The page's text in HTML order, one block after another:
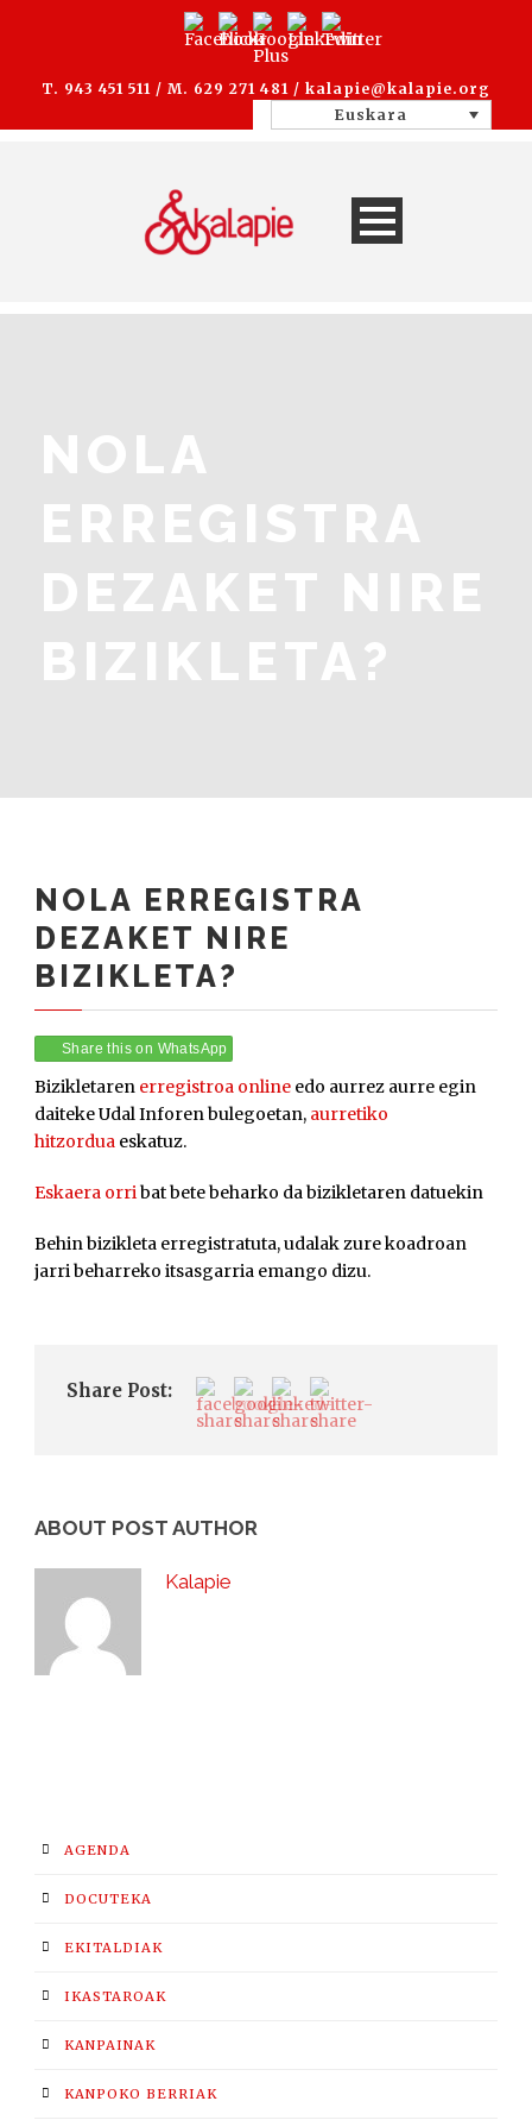
T. 943 451 511 / M. 629 271 481 / kalapie@kalapie.org
Euskara
NOLA
ERREGISTRA
DEZAKET NIRE
BIZIKLETA?
NOLA ERREGISTRA
DEZAKET NIRE
BIZIKLETA?
Share this on WhatsApp
Bizikletaren erregistroa online edo aurrez aurre egin
daiteke Udal Inforen bulegoetan, aurretiko
hitzordua eskatuz.
Eskaera orribat bete beharko da bizikletaren datuekin
Behin bizikleta erregistratuta, udalak zure koadroan
jarri beharreko itsasgarria emango dizu.
Share Post:
ABOUT POST AUTHOR
Kalapie
AGENDA
DOCUTEKA
EKITALDIAK
IKASTAROAK
KANPAINAK
KANPOKO BERRIAK